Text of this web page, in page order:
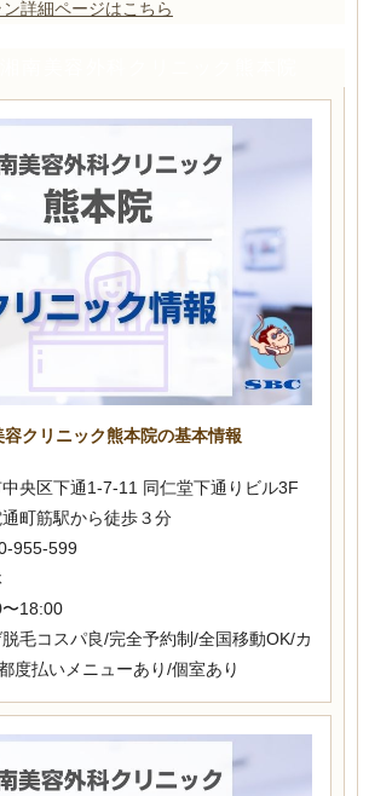
詳細ページはこちら
容クリニック熊本院の基本情報
央区下通1-7-11 同仁堂下通りビル3F
通町筋駅から徒歩３分
955-599
〜18:00
脱毛コスパ良/完全予約制/全国移動OK/カ
度払いメニューあり/個室あり